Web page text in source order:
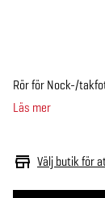
Välj butik för
Rör för Nock-/
Läs mer